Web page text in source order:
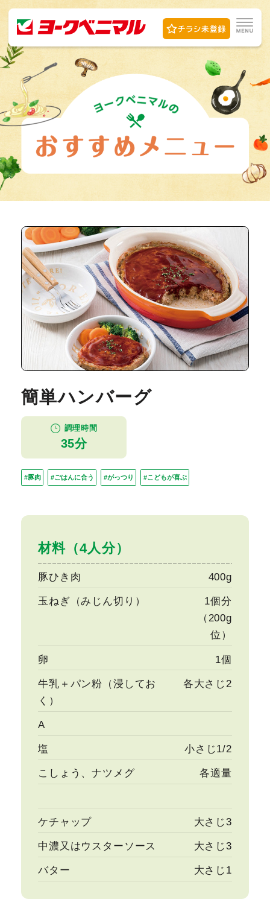
材料（4人分）
豚ひき肉 400g
玉ねぎ（みじん切り）
1個分
（200g
位）
卵 1個
牛乳＋パン粉（浸してお
く）
各大さじ2
A
塩 小さじ1/2
こしょう、ナツメグ 各適量
ケチャップ 大さじ3
中濃又はウスターソース 大さじ3
バター 大さじ1
簡単ハンバーグ
調理時間
35分
#豚肉 #ごはんに合う #がっつり #こどもが喜ぶ